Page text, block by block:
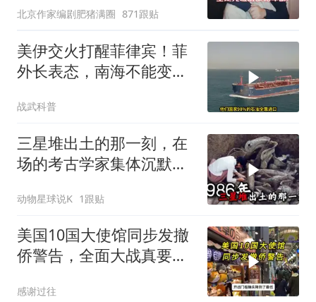
北京作家编剧肥猪满圈 871跟贴
美伊交火打醒菲律宾！菲
外长表态，南海不能变成
战武科普
三星堆出土的那一刻，在
场的考古学家集体沉默
动物星球说K 1跟贴
美国10国大使馆同步发撤
侨警告，全面大战真要来
感谢过往